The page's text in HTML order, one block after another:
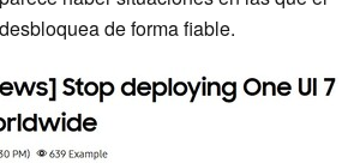
de forma fiable.